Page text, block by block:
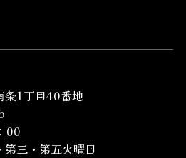
条1丁目40番地
00
三・第五火曜日